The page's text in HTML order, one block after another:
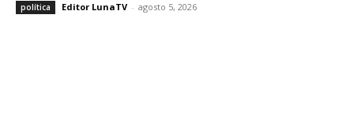
política Editor LunaTV - agosto 5, 2026